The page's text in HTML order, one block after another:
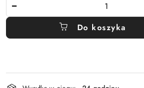
Do koszyka
Dostępność